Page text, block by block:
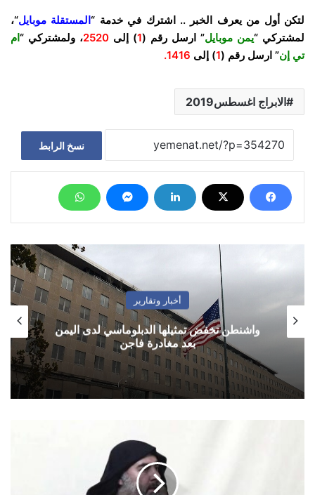
لتكن أول من يعرف الخبر .. اشترك في خدمة “المستقلة موبايل“،
لمشتركي “يمن موبايل” ارسل رقم (1) إلى 2520، ولمشتركي “ام
تي إن” ارسل رقم (1) إلى 1416.
الابراج اغسطس2019
نسخ الرابط
أخبار وتقارير
واشنطن تخفض تمثيلها الدبلوماسي لدى اليمن
بعد مغادرة فاجن